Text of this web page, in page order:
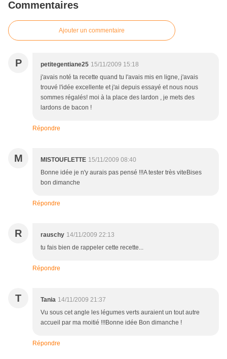
Commentaires
Ajouter un commentaire
P petitegentiane25 15/11/2009 15:18
j'avais noté ta recette quand tu l'avais mis en ligne, j'avais
trouvé l'idée excellente et j'ai depuis essayé et nous nous
sommes régalés! moi à la place des lardon , je mets des
lardons de bacon !
Répondre
M MISTOUFLETTE 15/11/2009 08:40
Bonne idée je n'y aurais pas pensé !!!A tester très viteBises
bon dimanche
Répondre
R rauschy 14/11/2009 22:13
tu fais bien de rappeler cette recette...
Répondre
T Tania 14/11/2009 21:37
Vu sous cet angle les légumes verts auraient un tout autre
accueil par ma moitié !!!Bonne idée Bon dimanche !
Répondre